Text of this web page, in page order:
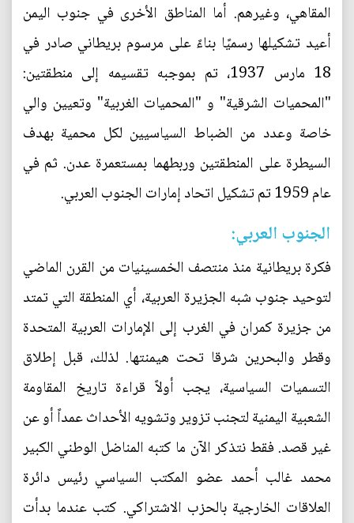
المقاهي، وغيرهم. أما المناطق الأخرى في جنوب اليمن
أعيد تشكيلها رسميًا بناءً على مرسوم بريطاني صادر في
18 مارس 1937، تم بموجبه تقسيمه إلى منطقتين:
"المحميات الشرقية" و "المحميات الغربية" وتعيين والي
خاصة وعدد من الضباط السياسيين لكل محمية بهدف
السيطرة على المنطقتين وربطهما بمستعمرة عدن. ثم في
عام 1959 تم تشكيل اتحاد إمارات الجنوب العربي.
الجنوب العربي:
فكرة بريطانية منذ منتصف الخمسينيات من القرن الماضي
لتوحيد جنوب شبه الجزيرة العربية، أي المنطقة التي تمتد
من جزيرة كمران في الغرب إلى الإمارات العربية المتحدة
وقطر والبحرين شرقا تحت هيمنتها. لذلك، قبل إطلاق
التسميات السياسية، يجب أولاً قراءة تاريخ المقاومة
الشعبية اليمنية لتجنب تزوير وتشويه الأحداث عمداً أو عن
غير قصد. فقط نتذكر الآن ما كتبه المناضل الوطني الكبير
محمد غالب أحمد عضو المكتب السياسي رئيس دائرة
العلاقات الخارجية بالحزب الاشتراكي. كتب عندما بدأت